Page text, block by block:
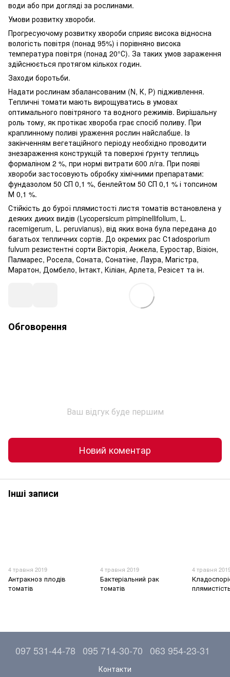
води або при догляді за рослинами.
Умови розвитку хвороби.
Прогресуючому розвитку хвороби сприяє висока відносна
вологість повітря (понад 95%) і порівняно висока
температура повітря (понад 20°С). За таких умов зараження
здійснюється протягом кількох годин.
Заходи боротьби.
Надати рослинам збалансованим (N, К, Р) підживлення.
Тепличні томати мають вирощуватись в умовах
оптимального повітряного та водного режимів. Вирішальну
роль тому, як протікає хвороба грає спосіб поливу. При
краплинному поливі ураження рослин найслабше. Із
закінченням вегетаційного періоду необхідно проводити
знезараження конструкцій та поверхні ґрунту теплиць
формаліном 2 %, при нормі витрати 600 л/га. При появі
хвороби застосовують обробку хімічними препаратами:
фундазолом 50 СП 0,1 %, бенлейтом 50 СП 0,1 % і топсином
М 0,1 %.
Стійкість до бурої плямистості листя томатів встановлена у
деяких диких видів (Lycopersicum pimpinellifolium, L.
racemigerum, L. peruvianus), від яких вона була передана до
багатьох тепличних сортів. До окремих рас С1аdоsроrium
fulvum резистентні сорти Вікторія, Анжела, Еуростар, Візіон,
Палмарес, Росела, Соната, Сонатіне, Лаура, Магістра,
Маратон, Домбело, Інтакт, Кіліан, Арлета, Резісет та ін.
Обговорення
Ваш відгук буде першим
Новий коментар
Інші записи
4 травня 2019
Антракноз плодів
томатів
4 травня 2019
Бактеріальний рак
томатів
4 травня
097 531-44-78 095 714-30-70 063 954-23-31
Контакти